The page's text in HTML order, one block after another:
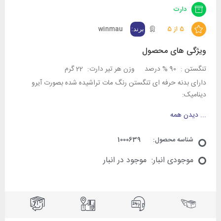
دارت
5 از 5
winmau
ویژگی های محصول
تنگستن : وزن هر تیر دارت:
دارای بدنه حرفه ای تنگستن رنگ مات تراشیده شده بصورت آیرو
دینامیک:
... دیدن همه
شناسه محصول: 1000639
موجودی انبار: موجود در انبار